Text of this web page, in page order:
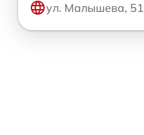
ул. Малышева, 51